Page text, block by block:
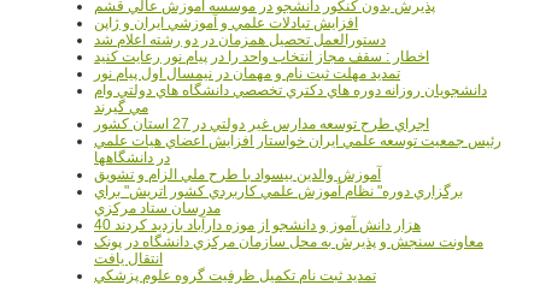
پذيرش بدون کنکور دانشجو در موسسه آموزش عالي قشم
افزايش تبادلات علمي و آموزشي ايران و ژاپن
دستورالعمل تحصیل همزمان در دو رشته اعلام شد
اخطار : سقف مجاز انتخاب واحد را در پیام نور رعایت کنید
تمدید مهلت ثبت نام و مهمان در نیمسال اول پیام نور
دانشجويان روزانه دوره هاي دكتري تخصصي دانشگاه هاي دولتي وام
مي گيرند
اجراي طرح توسعه مدارس غير دولتي در 27 استان کشور
رئيس جمعيت توسعه علمي ايران خواستار افزايش اعضاي هيات علمي
در دانشگاهها
آموزش والدين بيسواد با طرح ملي الزام و تشويق
برگزاري دوره" نظام آموزش علمي كاربردي كشور اتريش" براي
مدرسان ستاد مرکزي
40 هزار دانش آموز و دانشجو از موزه دارآباد بازديد کردند
معاونت سنجش و پذيرش به محل سازمان مرکزي دانشگاه در پونک
انتقال يافت
تمديد ثبت نام تکميل ظرفيت گروه علوم پزشکي